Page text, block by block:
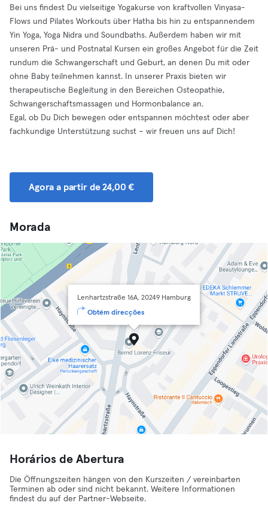
Bei uns findest Du vielseitige Yogakurse von kraftvollen Vinyasa-
Flows und Pilates Workouts über Hatha bis hin zu entspannendem
Yin Yoga, Yoga Nidra und Soundbaths. Außerdem haben wir mit
unseren Prä- und Postnatal Kursen ein großes Angebot für die Zeit
rundum die Schwangerschaft und Geburt, an denen Du mit oder
ohne Baby teilnehmen kannst. In unserer Praxis bieten wir
therapeutische Begleitung in den Bereichen Osteopathie,
Schwangerschaftsmassagen und Hormonbalance an.
Egal, ob Du Dich bewegen oder entspannen möchtest oder aber
fachkundige Unterstützung suchst – wir freuen uns auf Dich!
Agora a partir de 24,00 €
Morada
Lenhartzstraße 16A, 20249 Hamburg
Obtém direcções
Horários de Abertura
Die Öffnungszeiten hängen von den Kurszeiten / vereinbarten
Terminen ab oder sind nicht bekannt. Weitere Informationen
findest du auf der Partner-Webseite.